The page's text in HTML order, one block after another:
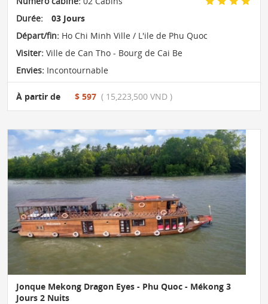
Durée:
03 Jours
Départ/fin: Ho Chi Minh Ville / L'ile de Phu Quoc
Visiter: Ville de Can Tho - Bourg de Cai Be
Envies: Incontournable
À partir de $ 597 ( 15,223,500 VND )
Jonque Mekong Dragon Eyes - Phu Quoc - Mékong 3
Jours 2 Nuits